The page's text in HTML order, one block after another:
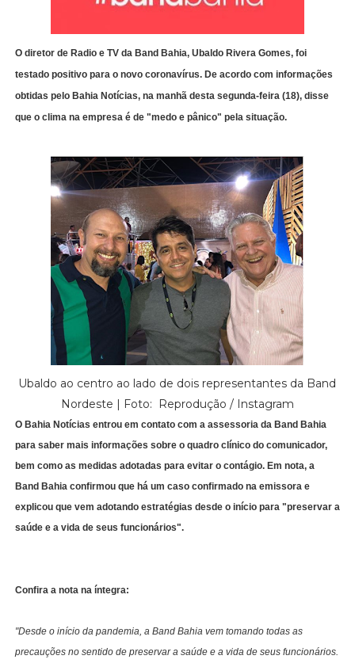
O diretor de Radio e TV da Band Bahia, Ubaldo Rivera Gomes, foi
testado positivo para o novo coronavírus. De acordo com informações
obtidas pelo Bahia Notícias, na manhã desta segunda-feira (18), disse
que o clima na empresa é de "medo e pânico" pela situação.
Ubaldo ao centro ao lado de dois representantes da Band
Nordeste | Foto: Reprodução / Instagram
O Bahia Notícias entrou em contato com a assessoria da Band Bahia
para saber mais informações sobre o quadro clínico do comunicador,
bem como as medidas adotadas para evitar o contágio. Em nota, a
Band Bahia confirmou que há um caso confirmado na emissora e
explicou que vem adotando estratégias desde o início para "preservar a
saúde e a vida de seus funcionários".
Confira a nota na íntegra:
"Desde o início da pandemia, a Band Bahia vem tomando todas as
precauções no sentido de preservar a saúde e a vida de seus funcionários.